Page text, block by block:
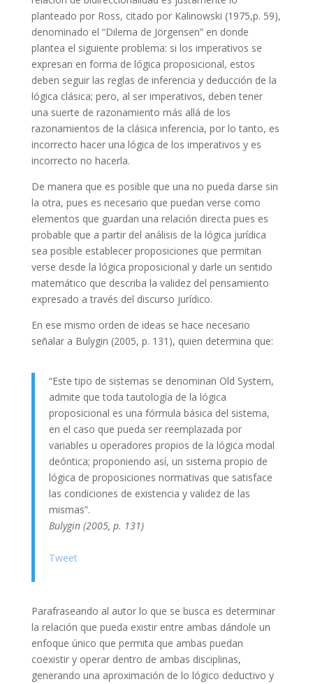
planteado por Ross, citado por Kalinowski (1975,p. 59),
denominado el “Dilema de Jörgensen” en donde
plantea el siguiente problema: si los imperativos se
expresan en forma de lógica proposicional, estos
deben seguir las reglas de inferencia y deducción de la
lógica clásica; pero, al ser imperativos, deben tener
una suerte de razonamiento más allá de los
razonamientos de la clásica inferencia, por lo tanto, es
incorrecto hacer una lógica de los imperativos y es
incorrecto no hacerla.
De manera que es posible que una no pueda darse sin
la otra, pues es necesario que puedan verse como
elementos que guardan una relación directa pues es
probable que a partir del análisis de la lógica jurídica
sea posible establecer proposiciones que permitan
verse desde la lógica proposicional y darle un sentido
matemático que describa la validez del pensamiento
expresado a través del discurso jurídico.
En ese mismo orden de ideas se hace necesario
señalar a Bulygin (2005, p. 131), quien determina que:
“Este tipo de sistemas se denominan Old System,
admite que toda tautología de la lógica
proposicional es una fórmula básica del sistema,
en el caso que pueda ser reemplazada por
variables u operadores propios de la lógica modal
deóntica; proponiendo así, un sistema propio de
lógica de proposiciones normativas que satisface
las condiciones de existencia y validez de las
mismas”.
Bulygin (2005, p. 131)
Tweet
Parafraseando al autor lo que se busca es determinar
la relación que pueda existir entre ambas dándole un
enfoque único que permita que ambas puedan
coexistir y operar dentro de ambas disciplinas,
generando una aproximación de lo lógico deductivo y